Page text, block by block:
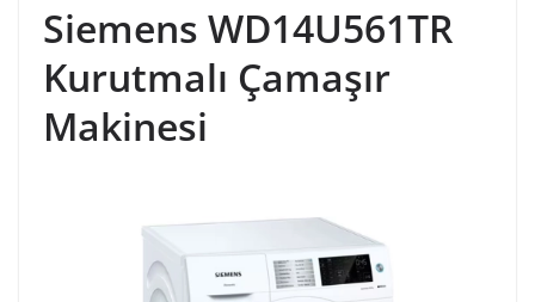
Siemens WD14U561TR
Kurutmalı Çamaşır
Makinesi